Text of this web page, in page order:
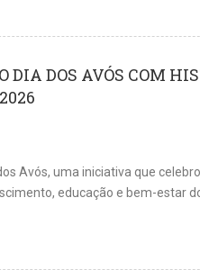
DIA DOS AVÓS COM
Avós, uma iniciativa que
educação e bem-estar